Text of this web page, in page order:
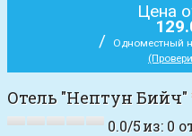
Цена
/
Одноместный
Отель "Нептун Бийч"
0.0/5из:0